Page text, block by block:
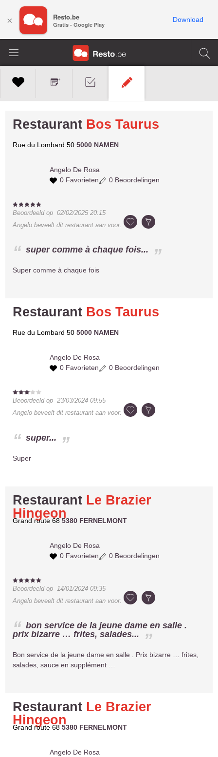
Restaurant Bos Taurus
Rue du Lombard 505000 NAMEN
Angelo De Rosa
0 Favorieten
0 Beoordelingen
Beoordeeld op02/02/2025 20:15
Angelo beveelt dit restaurant aan voor:
super comme à chaque fois...
Super comme à chaque fois
Restaurant Bos Taurus
Rue du Lombard 505000 NAMEN
Angelo De Rosa
0 Favorieten
0 Beoordelingen
Beoordeeld op23/03/2024 09:55
Angelo beveelt dit restaurant aan voor:
super...
Super
Restaurant Le Brazier
Hingeon
Grand route 685380 FERNELMONT
Angelo De Rosa
0 Favorieten
0 Beoordelingen
Beoordeeld op
14/01/2024 09:35
Angelo beveelt dit restaurant aan voor:
bon service de la jeune dame en salle .
prix bizarre … frites, salades...
Bon service de la jeune dame en salle . Prix bizarre … frites,
salades, sauce en supplément …
Restaurant Le Brazier
Hingeon
Grand route 685380 FERNELMONT
Angelo De Rosa
× Resto.be
Gratis - Google Play
Download